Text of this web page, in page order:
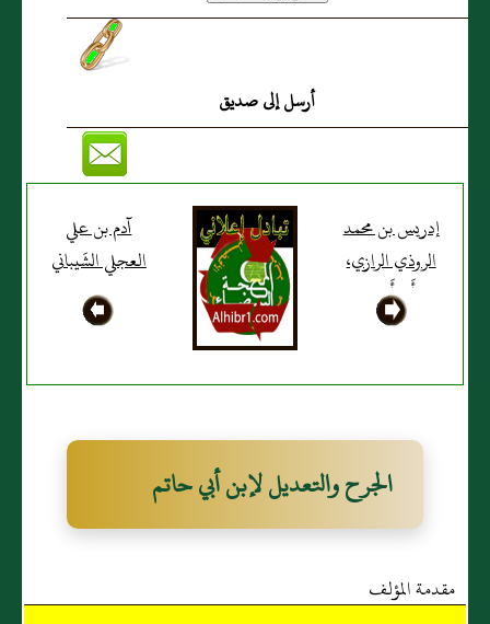
أرسل إلى صديق
إدريس بن محمد
الروذي الرازي،
أَبو أَحمد
آدم بن علي
العجلي الشَيباني
الجرح والتعديل لإبن أبي حاتم
مقدمة المؤلف